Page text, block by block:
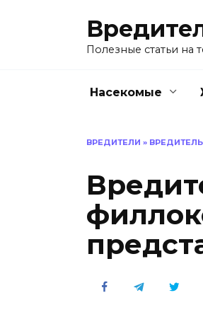
Полезные статьи на
Насекомые
ВРЕДИТЕЛИ »